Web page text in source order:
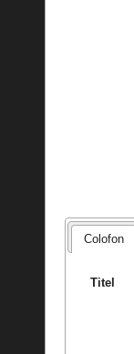
Colofon
Titel